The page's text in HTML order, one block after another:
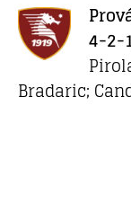
4-2-
Bradaric;